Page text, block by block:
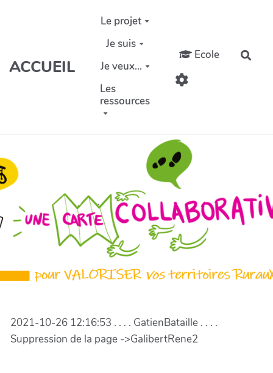
Aller au contenu principal
ACCUEIL
Le projet
Je suis
Je veux...
Les
ressources
Ecole
2021-10-26 12:16:53 . . . . GatienBataille . . . .
Suppression de la page ->GalibertRene2